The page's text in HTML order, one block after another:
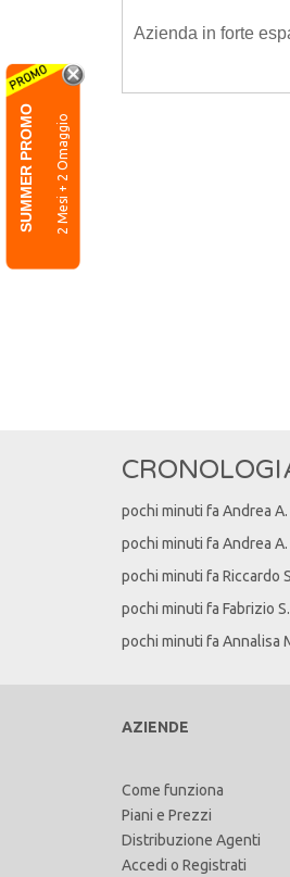
SUMMER PROMO 2 Mesi + 2 Omaggio
Azienda in forte
pochi minuti fa Andrea A
pochi minuti fa Andrea A
pochi minuti fa Riccardo S
pochi minuti fa Fabrizio S
pochi minuti fa Annalisa
AZIENDE
Come funziona
Piani e Prezzi
Distribuzione Agenti
Accedi o Registrati